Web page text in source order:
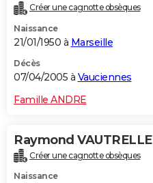
Créer une cagnotte obsèques
Naissance
21/01/1950 à Marseille
Décès
07/04/2005 à Vauciennes
Famille ANDRE
Raymond VAUTRELLE
Créer une cagnotte obsèques
Naissance